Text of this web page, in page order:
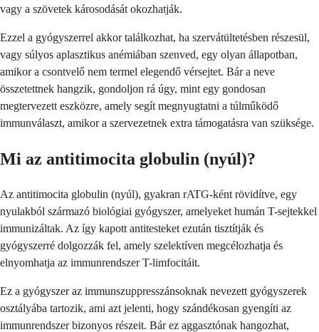
vagy a szövetek károsodását okozhatják.
Ezzel a gyógyszerrel akkor találkozhat, ha szervátültetésben részesül,
vagy súlyos aplasztikus anémiában szenved, egy olyan állapotban,
amikor a csontvelő nem termel elegendő vérsejtet. Bár a neve
összetettnek hangzik, gondoljon rá úgy, mint egy gondosan
megtervezett eszközre, amely segít megnyugtatni a túlműködő
immunválaszt, amikor a szervezetnek extra támogatásra van szüksége.
Mi az antitimocita globulin (nyúl)?
Az antitimocita globulin (nyúl), gyakran rATG-ként rövidítve, egy
nyulakból származó biológiai gyógyszer, amelyeket humán T-sejtekkel
immunizáltak. Az így kapott antitesteket ezután tisztítják és
gyógyszerré dolgozzák fel, amely szelektíven megcélozhatja és
elnyomhatja az immunrendszer T-limfocitáit.
Ez a gyógyszer az immunszuppresszánsoknak nevezett gyógyszerek
osztályába tartozik, ami azt jelenti, hogy szándékosan gyengíti az
immunrendszer bizonyos részeit. Bár ez aggasztónak hangozhat,